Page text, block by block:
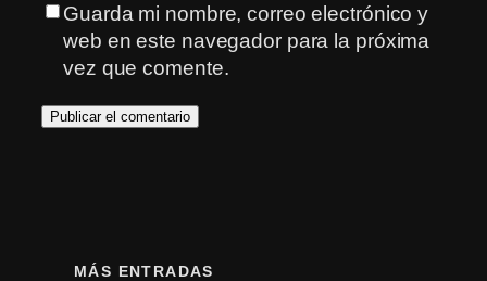
Guarda mi nombre, correo electrónico y
web en este navegador para la próxima
vez que comente.
MÁS ENTRADAS